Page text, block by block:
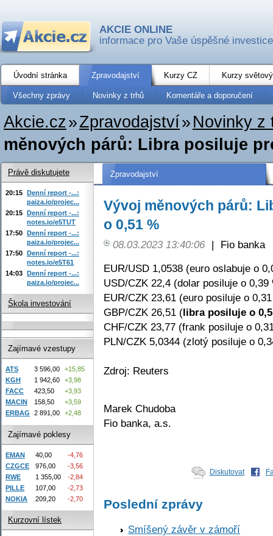
AKCIE ONLINE
informace pro Vaše úspěšné investice
Úvodní stránka Zpravodajství Kurzy CZ Kurzy
Všechny zprávy Novinky z trhů Komentáře a doporučení
Akcie.cz»Zpravodajství» Novinky z
měnových párů: Libra posiluje
Zpravodajství
Vývoj měnových párů:
o 0,51 %
08.03.2023 13:40:06 |
Fio banka
EUR/USD 1,0538 (euro oslabuje o
USD/CZK 22,4 (dolar posiluje o 0,39
EUR/CZK 23,61 (euro posiluje o
GBP/CZK 26,51 (libra posiluje o
CHF/CZK 23,77 (frank posiluje o
PLN/CZK 5,0344 (zlotý posiluje o
Zdroj: Reuters
Marek Chudoba
Fio banka, a.s.
Diskutovat
Poslední zprávy
Smíšený závěr v zámoří
Právě diskutujete
20:15 Denní report -...:
paiza.io/projec...
20:15 Denní report -...:
notes.io/e5TUT
17:50 Denní report -...:
paiza.io/projec...
17:50 Denní report -...:
notes.io/e5T61
14:03 Denní report -...:
paiza.io/projec...
Škola investování
Zajímavé vzestupy
ATS 3 596,00
+15,85
KGH
1 942,60
+3,98
FACC
423,50
+3,93
MACIN
158,50
+3,59
ERBAG
2 891,00 +2,48
Zajímavé poklesy
EMAN 40,00
-4,76
CZGCE
976,00
-3,56
RWE
1 355,00
-2,84
PILLE
107,00
-2,73
NOKIA
209,20 -2,70
Kurzovní lístek